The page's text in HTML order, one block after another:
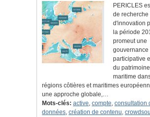
PERICLES
de recherche
d'innovation
la période
promeut une
gouvernance
participative
du
maritime
régions côtières et maritimes
une approche globale,…
Mots-clés: active, compte, consultation
données, création de contenu,